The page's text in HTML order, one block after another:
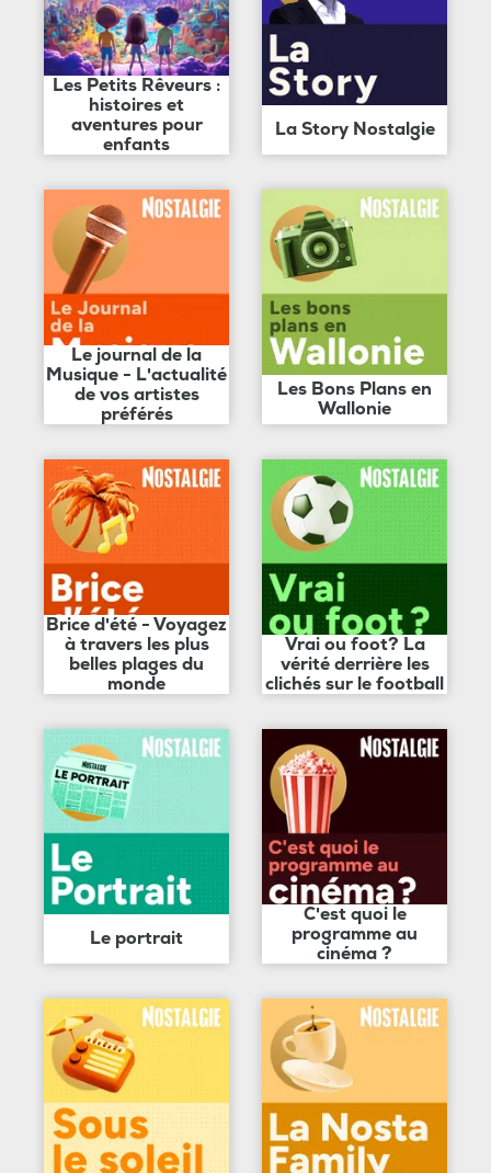
Les Petits Rêveurs :
histoires et
aventures pour
enfants
La Story Nostalgie
Le journal de la
Musique - L'actualité
de vos artistes
préférés
Les Bons Plans en
Wallonie
Brice d'été - Voyagez
à travers les plus
belles plages du
monde
Vrai ou foot? La
vérité derrière les
clichés sur le football
Le portrait
C'est quoi le
programme au
cinéma ?